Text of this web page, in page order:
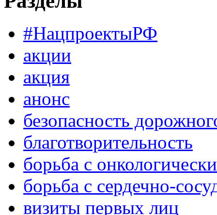
#НацпроектыРФ
акции
акция
анонс
безопасность
благотворительность
борьба с
борьба с сердечно-
визиты первых лиц